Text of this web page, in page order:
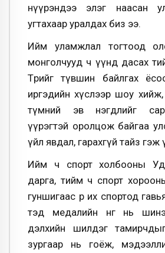
нүүрэндээ элэг наасан
угтахаар уралдах биз ээ.
Ийм уламжлал тогтоод
монголчууд ч үүнд дасах
Төрийг түвшин байлгах
иргэдийн хүслээр шоу
түмний эв нэгдлийг
үүрэгтэй оролцож байгаа
үйл явдал, гарахгүй тайз гэж
Ийм ч спорт холбооны
дарга, тийм ч спорт
гуншигаас өөр их спортод
тэд медалийн өнгө нь
дэлхийн шилдэг
зургаар нь гоёж,